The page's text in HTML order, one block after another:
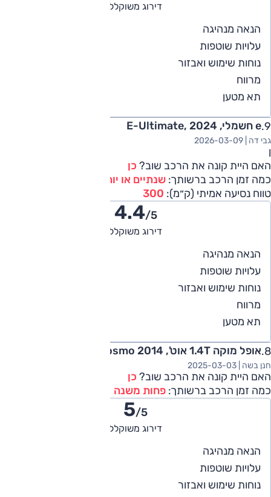
אופל מוקה 1.4T אוט', Cosmo 2014
חנן בשה | 2025-03-03
האם היית קונה את הרכב שוב? כן
כמה זמן הרכב ברשותך: פחות משנה
5/5
דירוג משוקלל
הנאה מנהיגה
עלויות שוטפות
נוחות שימוש ואבזור
e חשמלי, E-Ultimate, 2024
גבי דה | 2026-03-09
ן
האם היית קונה את הרכב שוב? כן
כמה זמן הרכב ברשותך: שנתיים או יותר
טווח נסיעה אמיתי (ק״מ): 300
4.4/5
דירוג משוקלל
הנאה מנהיגה
עלויות שוטפות
נוחות שימוש ואבזור
מרווח
תא מטען
דירוג משוקלל
הנאה מנהיגה
עלויות שוטפות
נוחות שימוש ואבזור
מרווח
תא מטען